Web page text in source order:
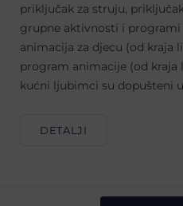
priključak za struju,
grupne aktivnosti i programi
animacija za djecu (od kraja
program animacije (od kraja
kućni ljubimci su dopušteni
DETALJI